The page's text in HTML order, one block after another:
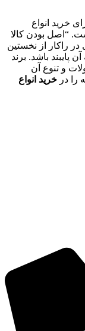
خرید انواع
“اصل بودن کالا
راکار از نخستین
پایبند باشد. برند
و تنوع آن
را در خرید انواع